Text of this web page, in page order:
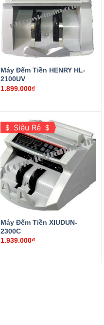
Máy Đếm Tiền HENRY HL-
2100UV
1.899.000₫
＄ Siêu Rẻ ＄
Máy Đếm Tiền XIUDUN-
2300C
1.939.000₫
₫